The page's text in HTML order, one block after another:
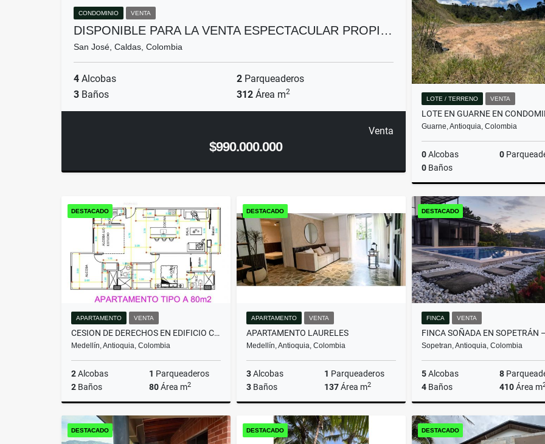
CONDOMINIO VENTA
DISPONIBLE PARA LA VENTA ESPECTACULAR PROPI…
San José, Caldas, Colombia
4 Alcobas 2 Parqueaderos
3 Baños 312 Área m2
Venta
$990.000.000
LOTE / TERRENO VENTA
Guarne, Antioquia, Colombia
0Alcobas 0
0 Baños
$480.000.000
DESTACADO
APARTAMENTO VENTA
CESION DE DERECHOS EN EDIFICIO CERCA AL PARQUE DE LA FLORESTA
Medellín, Antioquia, Colombia
2Alcobas 1 Parqueaderos
2 Baños 80Área m2
Venta
$644.000.000
DESTACADO
APARTAMENTO VENTA
APARTAMENTO LAURELES
Medellín, Antioquia, Colombia
3Alcobas 1 Parqueaderos
3 Baños 137Área m2
$640.000.000
DESTACADO
FINCA VENTA
Sopetran, Antioquia, Colombia
5Alcobas 8
4 Baños 410Área m
$1.590.000.000
DESTACADO DESTACADO DESTACADO